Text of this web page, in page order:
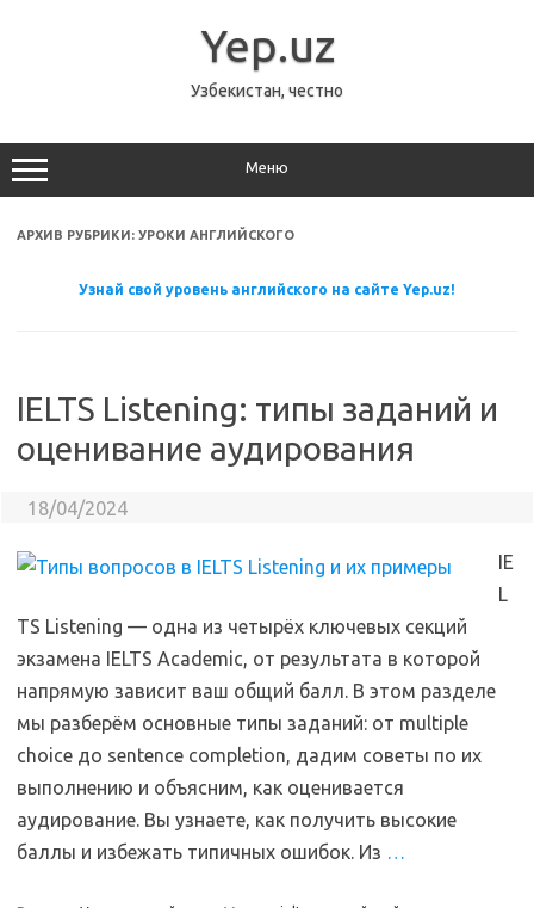
Yep.uz
Узбекистан, честно
Меню
АРХИВ РУБРИКИ: УРОКИ АНГЛИЙСКОГО
Узнай свой уровень английского на сайте Yep.uz!
IELTS Listening: типы заданий и
оценивание аудирования
18/04/2024
IE
L
TS Listening — одна из четырёх ключевых секций
экзамена IELTS Academic, от результата в которой
напрямую зависит ваш общий балл. В этом разделе
мы разберём основные типы заданий: от multiple
choice до sentence completion, дадим советы по их
выполнению и объясним, как оценивается
аудирование. Вы узнаете, как получить высокие
баллы и избежать типичных ошибок. Из …